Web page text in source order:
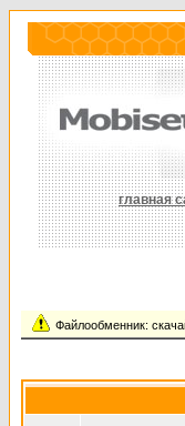
главная
Файлообменник: